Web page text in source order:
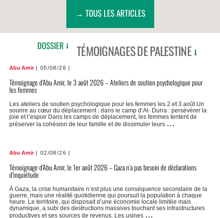
→ TOUS LES ARTICLES
DOSSIER ⭣ TÉMOIGNAGES DE PALESTINE⭣
Abu Amir 05/08/26
Témoignage d’Abu Amir, le 3 août 2026 – Ateliers de soutien psychologique pour
les femmes
Les ateliers de soutien psychologique pour les femmes les 2 et 3 août Un
sourire au cœur du déplacement : dans le camp d’Al- Durra : persévérer la
joie et l’espoir Dans les camps de déplacement, les femmes tentent de
préserver la cohésion de leur famille et de dissimuler leurs …
–
soutien
pour
les
femmes
Abu Amir 02/08/26
Témoignage d’Abu Amir, le 1er août 2026 – Gaza n’a pas besoin de déclarations
d’inquiétude
À Gaza, la crise humanitaire n’est plus une conséquence secondaire de la
guerre, mais une réalité quotidienne qui poursuit la population à chaque
heure. Le territoire, qui disposait d’une économie locale limitée mais
dynamique, a subi des destructions massives touchant ses infrastructures
productives et ses sources de revenus. Les usines …